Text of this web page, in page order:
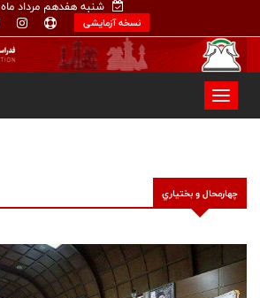
شنبه هفدهم مرداد ماه
نسخه آزمایشی
چهارمحال و بختياري